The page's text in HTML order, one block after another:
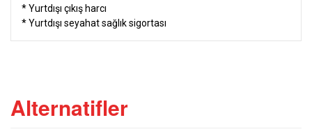
* Yurtdışı çıkış harcı
* Yurtdışı seyahat sağlık sigortası
Alternatifler